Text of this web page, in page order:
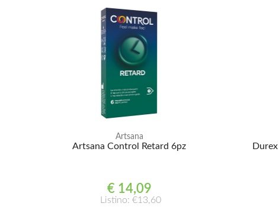
Artsana
Artsana Control Retard 6pz
€ 14,09
Listino: €13,60